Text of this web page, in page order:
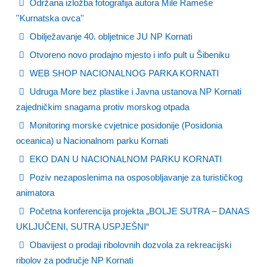
Održana izložba fotografija autora Mile Rameše
''Kurnatska ovca''
Obilježavanje 40. obljetnice JU NP Kornati
Otvoreno novo prodajno mjesto i info pult u Šibeniku
WEB SHOP NACIONALNOG PARKA KORNATI
Udruga More bez plastike i Javna ustanova NP Kornati
zajedničkim snagama protiv morskog otpada
Monitoring morske cvjetnice posidonije (Posidonia
oceanica) u Nacionalnom parku Kornati
EKO DAN U NACIONALNOM PARKU KORNATI
Poziv nezaposlenima na osposobljavanje za turističkog
animatora
Početna konferencija projekta „BOLJE SUTRA – DANAS
UKLJUČENI, SUTRA USPJEŠNI“
Obavijest o prodaji ribolovnih dozvola za rekreacijski
ribolov za područje NP Kornati